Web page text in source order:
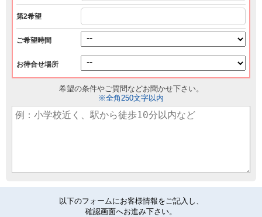
第2希望
ご希望時間
お待合せ場所
希望の条件やご質問などお聞かせ下さい。
※全角250文字以内
以下のフォームにお客様情報をご記入し、
確認画面へお進み下さい。